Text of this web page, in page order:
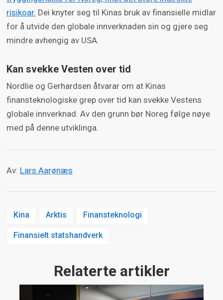
risikoar. Dei knyter seg til Kinas bruk av finansielle midlar
for å utvide den globale innverknaden sin og gjere seg
mindre avhengig av USA.
Kan svekke Vesten over tid
Nordlie og Gerhardsen åtvarar om at Kinas
finansteknologiske grep over tid kan svekke Vestens
globale innverknad. Av den grunn bør Noreg følge nøye
med på denne utviklinga.
Av: Lars Aarønæs
Kina Arktis Finansteknologi
Finansielt statshandverk
Relaterte artikler